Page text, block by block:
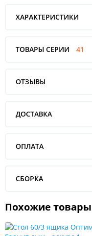
ХАРАКТЕРИСТИКИ
ТОВАРЫ СЕРИИ 41
ОТЗЫВЫ
ДОСТАВКА
ОПЛАТА
СБОРКА
Похожие товары